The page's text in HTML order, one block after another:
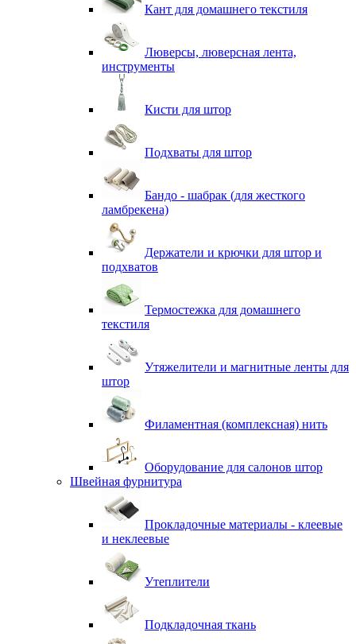
Кант для домашнего текстиля
Люверсы, люверсная лента,
инструменты
Кисти для штор
Подхваты для штор
Бандо - шабрак (для жесткого
ламбрекена)
Держатели и крючки для штор и
подхватов
Термостежка для домашнего
текстиля
Утяжелители и магнитные ленты для
штор
Филаментная (комплексная) нить
Оборудование для салонов штор
Швейная фурнитура
Прокладочные материалы - клеевые
и неклеевые
Утеплители
Подкладочная ткань